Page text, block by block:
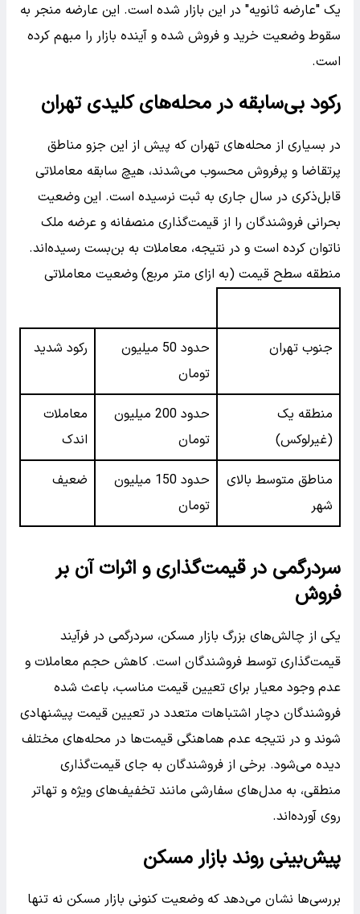
یک "عارضه ثانویه" در این بازار شده است. این عارضه منجر به
سقوط وضعیت خرید و فروش شده و آینده بازار را مبهم کرده
است.
رکود بی‌سابقه در محله‌های کلیدی تهران
در بسیاری از محله‌های تهران که پیش از این جزو مناطق
پرتقاضا و پرفروش محسوب می‌شدند، هیچ سابقه معاملاتی
قابل‌ذکری در سال جاری به ثبت نرسیده است. این وضعیت
بحرانی فروشندگان را از قیمت‌گذاری منصفانه و عرضه ملک
ناتوان کرده است و در نتیجه، معاملات به بن‌بست رسیده‌اند.
منطقه سطح قیمت (به ازای متر مربع) وضعیت معاملاتی
جنوب تهران
حدود 50 میلیون
تومان
رکود شدید
منطقه یک
(غیرلوکس)
حدود 200 میلیون
تومان
معاملات
اندک
مناطق متوسط بالای
شهر
حدود 150 میلیون
تومان
ضعیف
سردرگمی در قیمت‌گذاری و اثرات آن بر
فروش
یکی از چالش‌های بزرگ بازار مسکن، سردرگمی در فرآیند
قیمت‌گذاری توسط فروشندگان است. کاهش حجم معاملات و
عدم وجود معیار برای تعیین قیمت مناسب، باعث شده
فروشندگان دچار اشتباهات متعدد در تعیین قیمت پیشنهادی
شوند و در نتیجه عدم هماهنگی قیمت‌ها در محله‌های مختلف
دیده می‌شود. برخی از فروشندگان به جای قیمت‌گذاری
منطقی، به مدل‌های سفارشی مانند تخفیف‌های ویژه و تهاتر
روی آورده‌اند.
پیش‌بینی روند بازار مسکن
بررسی‌ها نشان می‌دهد که وضعیت کنونی بازار مسکن نه تنها